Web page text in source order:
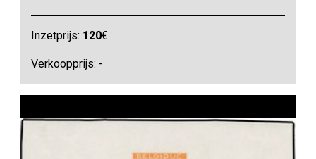
Inzetprijs: 120€
Verkoopprijs: -